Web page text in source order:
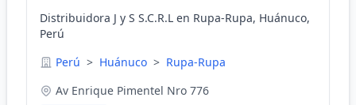
Distribuidora J y S S.C.R.L en Rupa-Rupa, Huánuco,
Perú
Perú > Huánuco > Rupa-Rupa
Av Enrique Pimentel Nro 776